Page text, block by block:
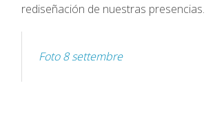
rediseñación de nuestras presencias.
Foto 8 settembre